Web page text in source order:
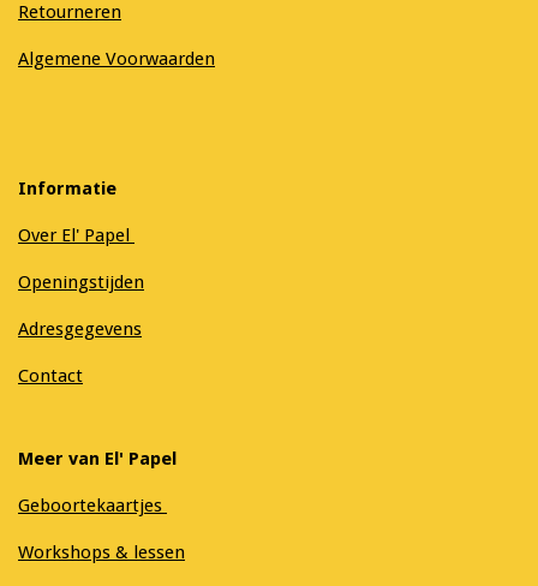
Retourneren
Algemene Voorwaarden
Informatie
Over El' Papel
Openingstijden
Adresgegevens
Contact
Meer van El' Papel
Geboortekaartjes
Workshops & lessen